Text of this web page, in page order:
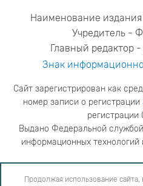
Наименование
Учредитель -
Главный редактор
Знак
Сайт зарегистрирован как
номер записи о регистрации
регистрации
Выдано Федеральной
информационных
адрес редакции
телефон
Продолжая использование сайта,